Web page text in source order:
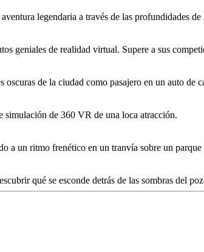
legendaria a través de las profundidades
geniales de realidad virtual. Supere a sus
de la ciudad como pasajero en un auto de
de 360 VR de una loca atracción.
a un ritmo frenético en un tranvía sobre un parque
qué se esconde detrás de las sombras del